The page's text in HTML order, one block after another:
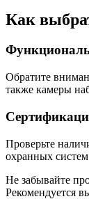
Как
Обратите
также камеры
Проверьте
охранных
Не забывайте
Рекомендуется